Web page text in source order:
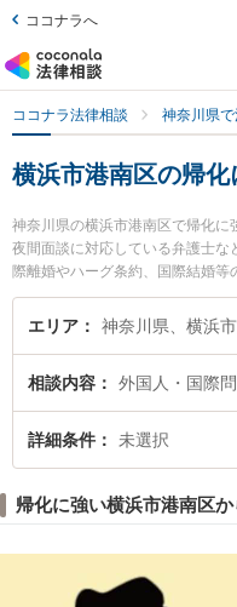
ココナラへ
ココナラ法律相談 神奈川県
横浜市港南区の帰
神奈川県の横浜市港南区で帰化
夜間面談に対応している弁護士な
際離婚やハーグ条約、国際結婚
す。特に上大岡港南法律事務所
徳弁護士のプロフィール情報や
『初回相談無料で帰化を法律相
たい』などでお困りの相談者さん
エリア 神奈川県、横浜
相談内容 外国人・国際
詳細条件 未選択
帰化に強い横浜市港南区